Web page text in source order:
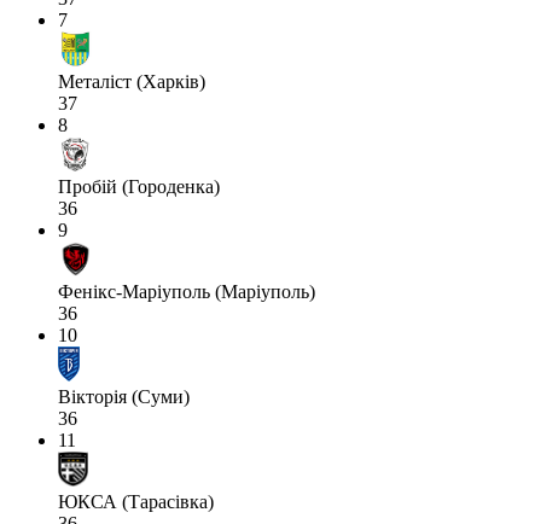
7
Металіст (Харків)
37
8
Пробій (Городенка)
36
9
Фенікс-Маріуполь (Маріуполь)
36
10
Вікторія (Суми)
36
11
ЮКСА (Тарасівка)